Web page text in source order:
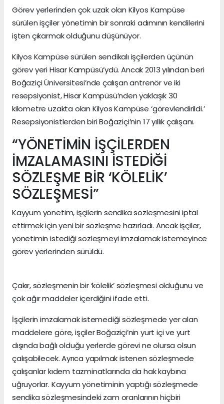
Görev yerlerinden çok uzak olan Kilyos Kampüse
sürülen işçiler yönetimin bir sonraki adımının kendilerini
işten çıkarmak olduğunu düşünüyor.
Kilyos Kampüse sürülen sendikalı işçilerden üçünün
görev yeri Hisar Kampüsü’ydü. Ancak 2013 yılından beri
Boğaziçi Üniversitesi’nde çalışan antrenör ve iki
resepsiyonist, Hisar Kampüsü’nden yaklaşık 30
kilometre uzakta olan Kilyos Kampüse ‘görevlendirildi.’
Resepsiyonistlerden biri Boğaziçi’nin 17 yıllık çalışanı.
“YÖNETİMİN İŞÇİLERDEN
İMZALAMASINI İSTEDİĞİ
SÖZLEŞME BİR ‘KÖLELİK’
SÖZLEŞMESİ”
Kayyum yönetim, işçilerin sendika sözleşmesini iptal
ettirmek için yeni bir sözleşme hazırladı. Ancak işçiler,
yönetimin istediği sözleşmeyi imzalamak istemeyince
görev yerlerinden sürüldü.
Çakır, sözleşmenin bir ‘kölelik’ sözleşmesi olduğunu ve
çok ağır maddeler içerdiğini ifade etti.
İşçilerin imzalamak istemediği sözleşmede yer alan
maddelere göre, işçiler Boğaziçi’nin yurt içi ve yurt
dışında bağlı olduğu yerlerde görevi ne olursa olsun
çalışabilecek. Ayrıca yapılmak istenen sözleşmede
çalışanlar kıdem tazminatlarında da hak kaybına
uğruyorlar. Kayyum yönetiminin yaptığı sözleşmede
sendika sözleşmesindeki zam oranlarının hiçbiri